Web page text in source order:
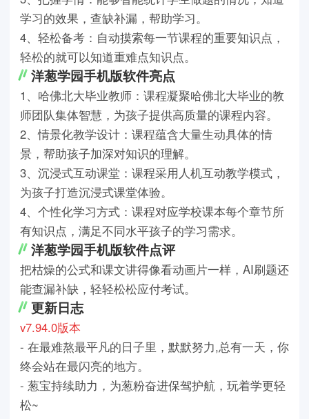
学习的效果，查缺补漏，帮助学习。
4、轻松备考：自动摸索每一节课程的重要知识点，
轻松的就可以知道重难点知识点。
洋葱学园手机版软件亮点
1、哈佛北大毕业教师：课程凝聚哈佛北大毕业的教
师团队集体智慧，为孩子提供高质量的课程内容。
2、情景化教学设计：课程蕴含大量生动具体的情
景，帮助孩子加深对知识的理解。
3、沉浸式互动课堂：课程采用人机互动教学模式，
为孩子打造沉浸式课堂体验。
4、个性化学习方式：课程对应学校课本每个章节所
有知识点，满足不同水平孩子的学习需求。
洋葱学园手机版软件点评
把枯燥的公式和课文讲得像看动画片一样，AI刷题还
能查漏补缺，轻轻松松应付考试。
更新日志
v7.94.0版本
- 在最难熬最平凡的日子里，默默努力,总有一天，你
终会站在最闪亮的地方。
- 葱宝持续助力，为葱粉奋进保驾护航，玩着学更轻
松~